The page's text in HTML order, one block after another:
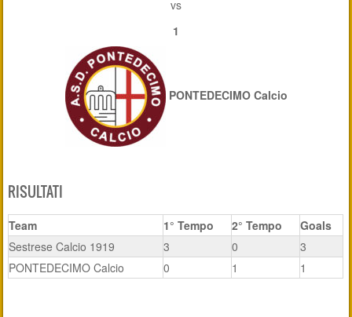
vs
1
PONTEDECIMO Calcio
RISULTATI
Team 1° Tempo 2° Tempo
Goals
Sestrese Calcio 1919
3 0
3
PONTEDECIMO Calcio
0 1 1